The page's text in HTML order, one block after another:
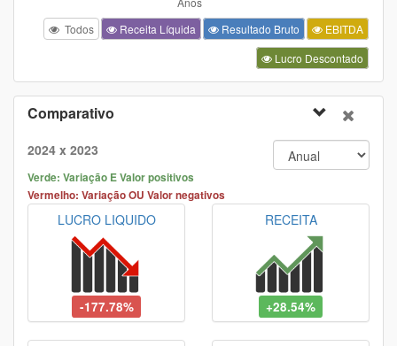
Todos Receita Líquida Resultado Bruto
EBITDA
Lucro Descontado
Comparativo
2024 x 2023
Verde: Variação E Valor positivos
Vermelho: Variação OU Valor negativos
LUCRO LIQUIDO
-177.78%
RECEITA
+28.54%